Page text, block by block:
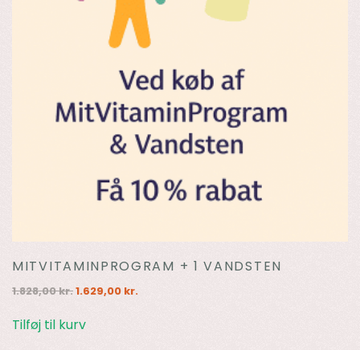
MITVITAMINPROGRAM + 1 VANDSTEN
1.828,00kr.Den
pris
1.629,00 kr.Den
Tilføj til kurv